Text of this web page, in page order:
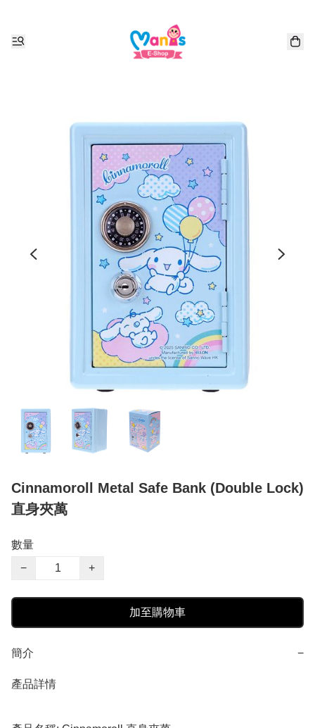
Cinnamoroll Metal Safe Bank (Double Lock)
直身夾萬
數量
−
+
加至購物車
簡介 −
產品詳情